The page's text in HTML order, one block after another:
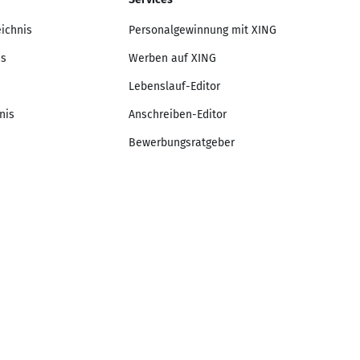
Personalgewinnung mit XING
Werben auf XING
Lebenslauf-Editor
Anschreiben-Editor
Bewerbungsratgeber